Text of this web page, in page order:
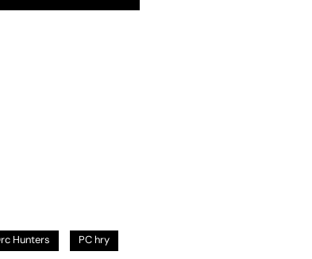
Hunters PC hry